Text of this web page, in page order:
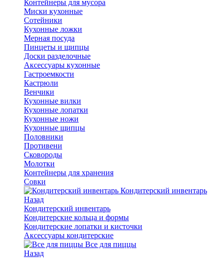
Контейнеры для мусора
Миски кухонные
Сотейники
Кухонные ложки
Мерная посуда
Пинцеты и щипцы
Доски разделочные
Аксессуары кухонные
Гастроемкости
Кастрюли
Венчики
Кухонные вилки
Кухонные лопатки
Кухонные ножи
Кухонные щипцы
Половники
Противени
Сковороды
Молотки
Контейнеры для хранения
Совки
Кондитерский инвентарь
Назад
Кондитерский инвентарь
Кондитерские кольца и формы
Кондитерские лопатки и кисточки
Аксессуары кондитерские
Все для пиццы
Назад